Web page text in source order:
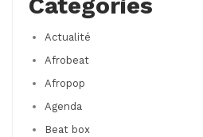
Actualité
Afrobeat
Afropop
Agenda
Beat box